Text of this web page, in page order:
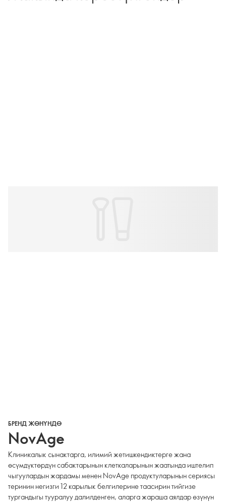
БРЕНД ЖӨНҮНДӨ
NovAge
Клиникалык сынактарга, илимий жетишкендиктерге жана
өсүмдүктөрдүн сабактарынын клеткаларынын жаатында иштелип
чыгуулардын жардамы менен NovAge продуктуларынын сериясы
теринин негизги 12 карылык белгилерине таасирин тийгизе
тургандыгы тууралуу далилденген, аларга жараша аялдар өзүнүн